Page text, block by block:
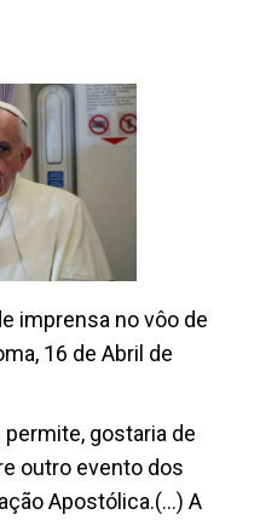
imprensa no vôo de
16 de Abril de
gostaria de
outro evento dos
Apostólica.(…) A